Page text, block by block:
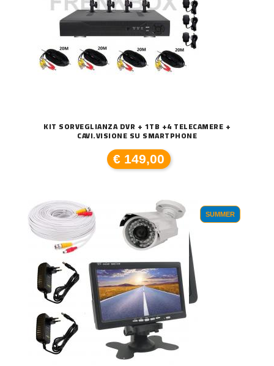
KIT SORVEGLIANZA DVR + 1TB +4 TELECAMERE +
CAVI.VISIONE SU SMARTPHONE
€ 149,00
SUMMER